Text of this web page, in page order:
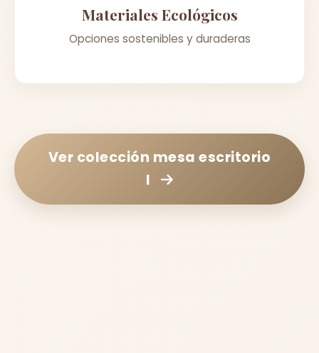
Materiales Ecológicos
Opciones sostenibles y duraderas
Ver colección mesa escritorio
l